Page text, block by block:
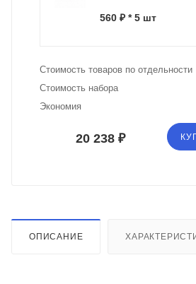
560 ₽ * 5 шт
Стоимость товаров по отдельности
Стоимость набора
Экономия
20 238 ₽
ОПИСАНИЕ